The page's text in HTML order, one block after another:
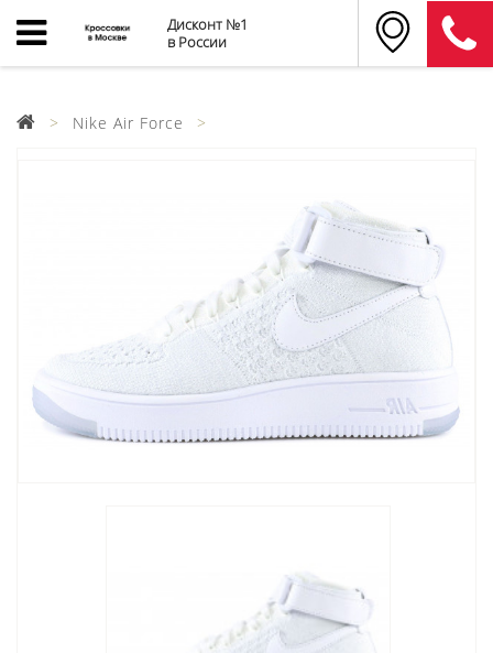
Дисконт №1
в России
Nike Air Force